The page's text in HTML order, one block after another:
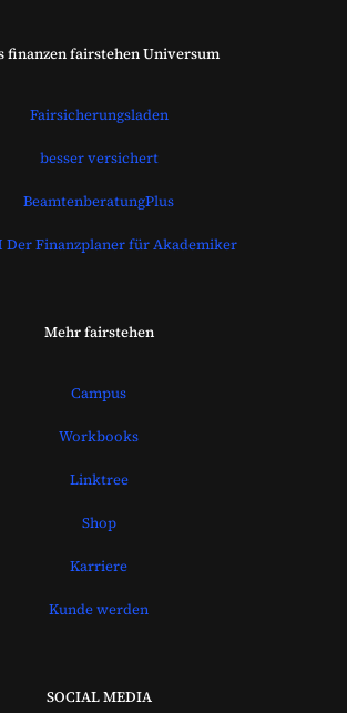
finanzen fairstehen Universum
Fairsicherungsladen
besser versichert
BeamtenberatungPlus
Der Finanzplaner für Akademiker
Mehr fairstehen
Campus
Workbooks
Linktree
Shop
Karriere
Kunde werden
SOCIAL MEDIA